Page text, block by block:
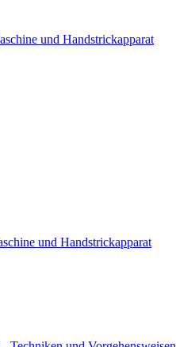
und Handstrickapparat
und Handstrickapparat